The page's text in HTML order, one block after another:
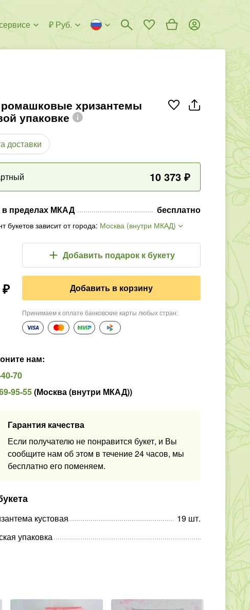
₽ Руб.
хризантемы
упаковке
доставки
10 373 ₽
в пределах МКАД бесплатно
букетов зависит от города: Москва (внутри МКАД)
₽
Добавить подарок к букету
Добавить в корзину
Принимаем к оплате банковские карты любых стран:
нам:
70
95-55(Москва (внутри МКАД))
Гарантия качества
Если получателю не понравится букет, и Вы
сообщите нам об этом в течение 24 часов, мы
бесплатно его поменяем.
кустовая 19 шт.
упаковка